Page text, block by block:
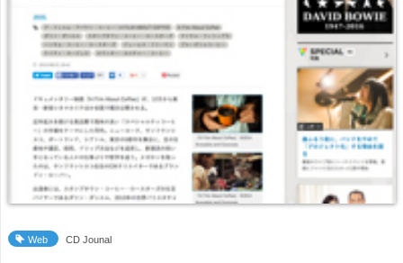
Web CD Jounal